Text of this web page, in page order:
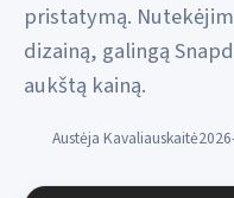
pristatymą.
dizainą, galingą
aukštą kainą.
Austėja Kavaliauskaitė